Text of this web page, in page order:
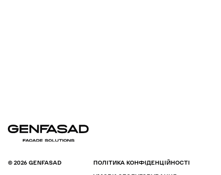
© 2026 GENFASAD
ПОЛІТИКА КОНФІДЕНЦІЙНОСТІ